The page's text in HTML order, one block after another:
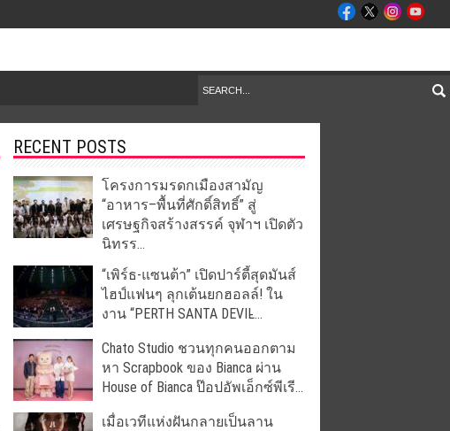
RECENT POSTS
โครงการมรดกเมืองสามัญ
“อาหาร–พื้นที่ศักดิ์สิทธิ์” สู่
เศรษฐกิจสร้างสรรค์ จุฬาฯ เปิดตัว
นิทรร...
“เพิร์ธ-แซนต้า” เปิดปาร์ตี้สุดมันส์
ไฮป์แฟนๆ ลุกเต้นยกฮอลล์! ใน
งาน “PERTH SANTA DEVIL̵...
Chato Studio ชวนทุกคนออกตาม
หา Scrapbook ของ Bianca ผ่าน
House of Bianca ป๊อปอัพเอ็กซ์พีเรี...
เมื่อเวทีแห่งฝันกลายเป็นลาน